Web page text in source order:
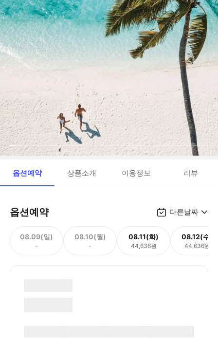
옵션예약 상품소개 이용정보 리뷰
옵션예약 다른날짜
08.09(일)
-
08.10(월)
-
08.11(화)
44,636원
08.12(수)
44,636원